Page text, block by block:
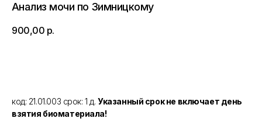
Анализ мочи по Зимницкому
900,00 р.
код: 21.01.003 срок: 1 д.Указанный срок не включает день
взятия биоматериала!